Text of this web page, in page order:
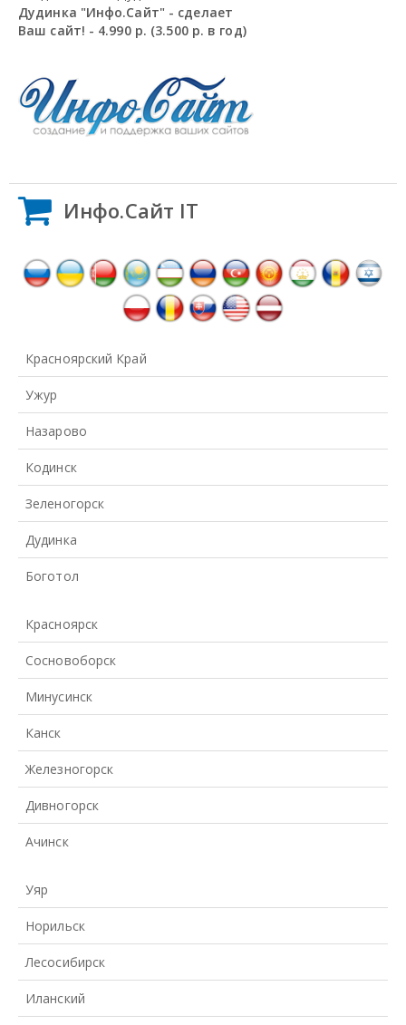
Дудинка "Инфо.Сайт" - сделает
Ваш сайт! - 4.990 р. (3.500 р. в год)
Инфо.Сайт IT
Красноярский Край
Ужур
Назарово
Кодинск
Зеленогорск
Дудинка
Боготол
Красноярск
Сосновоборск
Минусинск
Канск
Железногорск
Дивногорск
Ачинск
Уяр
Норильск
Лесосибирск
Иланский